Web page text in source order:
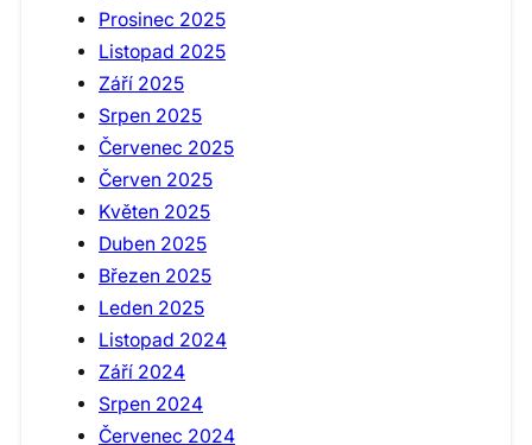
Prosinec 2025
Listopad 2025
Září 2025
Srpen 2025
Červenec 2025
Červen 2025
Květen 2025
Duben 2025
Březen 2025
Leden 2025
Listopad 2024
Září 2024
Srpen 2024
Červenec 2024